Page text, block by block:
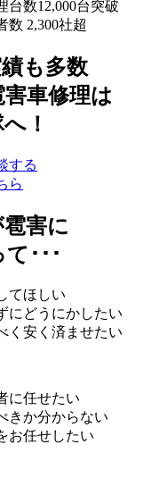
も多数
車修理は
！
する
ら
害に
･･･
てほしい
にどうにかしたい
く安く済ませたい
に任せたい
きか分からない
お任せしたい